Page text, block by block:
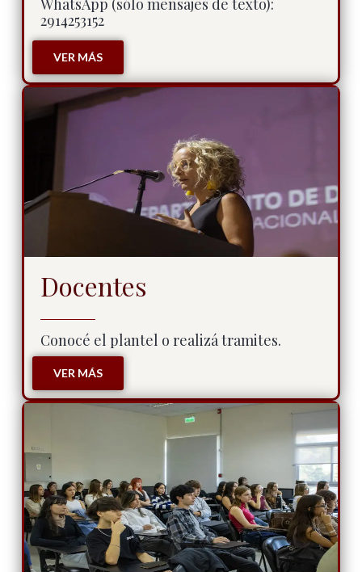
2914253152
VER MÁS
Docentes
Conocé el plantel o realizá tramites.
VER MÁS